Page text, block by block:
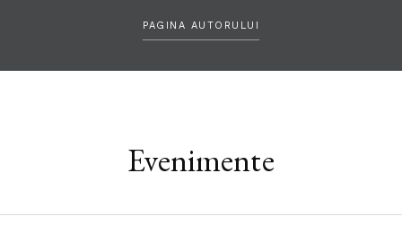
PAGINA AUTORULUI
Evenimente